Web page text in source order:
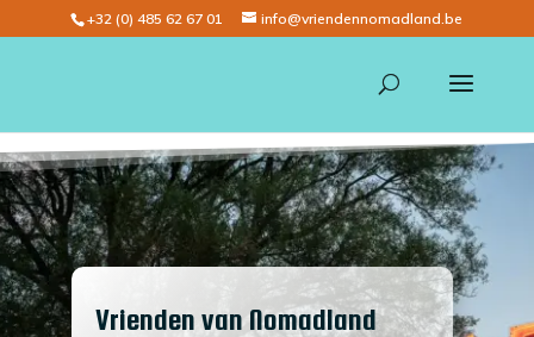
+32 (0) 485 62 67 01 info@vriendennomadland.be
Vrienden van Nomadland